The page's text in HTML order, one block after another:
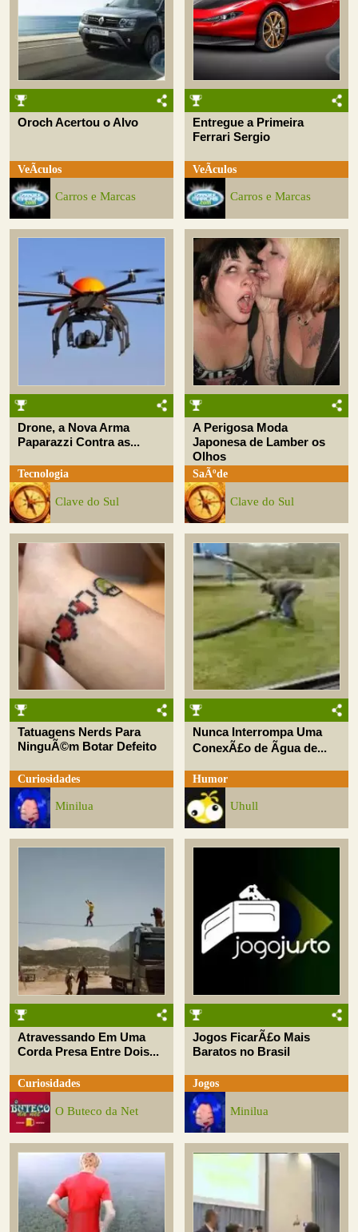
Oroch Acertou o Alvo
VeÃ­culos
Carros e Marcas
Entregue a Primeira
Ferrari Sergio
VeÃ­culos
Carros e Marcas
Drone, a Nova Arma
Paparazzi Contra as...
Tecnologia
Clave do Sul
A Perigosa Moda
Japonesa de Lamber os
Olhos
SaÃºde
Clave do Sul
Tatuagens Nerds Para
NinguÃ©m Botar Defeito
Curiosidades
Minilua
Nunca Interrompa Uma
ConexÃ£o de Ãgua de...
Humor
Uhull
Atravessando Em Uma
Corda Presa Entre Dois...
Curiosidades
O Buteco da Net
Jogos FicarÃ£o Mais
Baratos no Brasil
Jogos
Minilua